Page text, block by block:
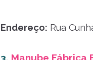
Endereço: Rua
3. Manube Fábrica